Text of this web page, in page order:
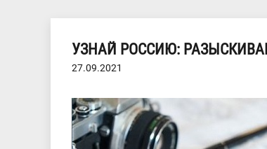
УЗНАЙ РОССИЮ:
27.09.2021